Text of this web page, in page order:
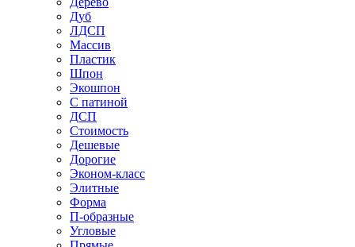
Дуб
ЛДСП
Массив
Пластик
Шпон
Экошпон
С патиной
ДСП
Стоимость
Дешевые
Дорогие
Эконом-класс
Элитные
Форма
П-образные
Угловые